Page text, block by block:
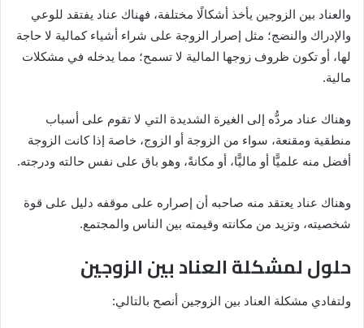
والعناد بين الزوجين يأخذ أشكالًا مختلفة، فهناك عناد يفتقد للوعي
والإدراك والنضج؛ مثل إصرار الزوجة على شراء أشياء كمالية لا حاجة
لها، أو تكون ظروف زوجها المالية لا تسمح؛ مما يدخله في مشكلات
مالية.
وهناك عناد مردُّه إلى الغيرة الشديدة التي لا تقوم على أسباب
منطقية ومقنعة، سواء من الزوجة أو الزوج، خاصة إذا كانت الزوجة
أفضل منه علميًّا أو ماليًّا، أو مكانةً، وهو باق على نفس حالته ودرجته.
وهناك عناد يعتقد منه صاحبه أن إصراره على موقفه دليل على قوة
شخصيته، وتزيد من مكانته وقيمته بين الناس والمجتمع.
حلول لمشكلة العناد بين الزوجين
ولتفادي مشكلة العناد بين الزوجين أنصح بالتالي: